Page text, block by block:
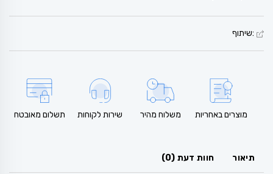
:שיתוף
מוצרים באחריות משלוח מהיר שירות לקוחות תשלום מאובטח
תיאור חוות דעת (0)